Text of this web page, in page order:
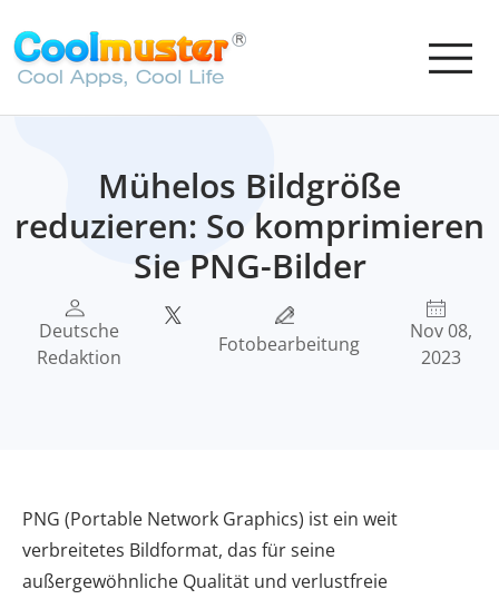
Mühelos Bildgröße
reduzieren: So komprimieren
Sie PNG-Bilder
Deutsche
Redaktion
Fotobearbeitung
Nov 08,
2023
PNG (Portable Network Graphics) ist ein weit
verbreitetes Bildformat, das für seine
außergewöhnliche Qualität und verlustfreie